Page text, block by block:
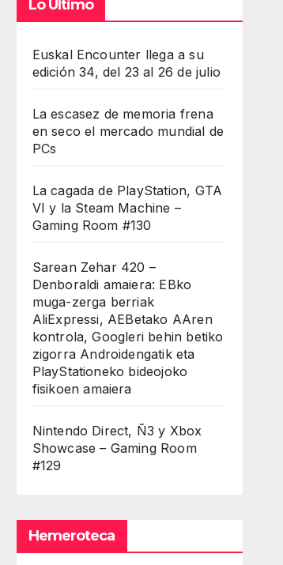
Lo Último
Euskal Encounter llega a su
edición 34, del 23 al 26 de julio
La escasez de memoria frena
en seco el mercado mundial de
PCs
La cagada de PlayStation, GTA
VI y la Steam Machine –
Gaming Room #130
Sarean Zehar 420 –
Denboraldi amaiera: EBko
muga-zerga berriak
AliExpressi, AEBetako AAren
kontrola, Googleri behin betiko
zigorra Androidengatik eta
PlayStationeko bideojoko
fisikoen amaiera
Nintendo Direct, Ñ3 y Xbox
Showcase – Gaming Room
#129
Hemeroteca